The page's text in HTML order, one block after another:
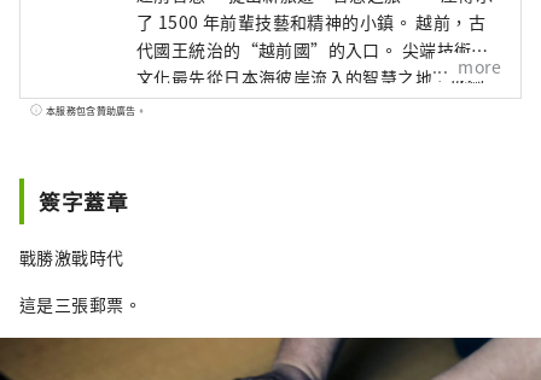
了 1500 年前輩技藝和精神的小鎮。 越前，古
代國王統治的“越前國”的入口。 尖端技術和
文化最先從日本海彼岸流入的智慧之地，成為
日本深厚製造的發源地。 在與這片土地的自然
more
本服務包含贊助廣告。
簽字蓋章
戰勝激戰時代
這是三張郵票。